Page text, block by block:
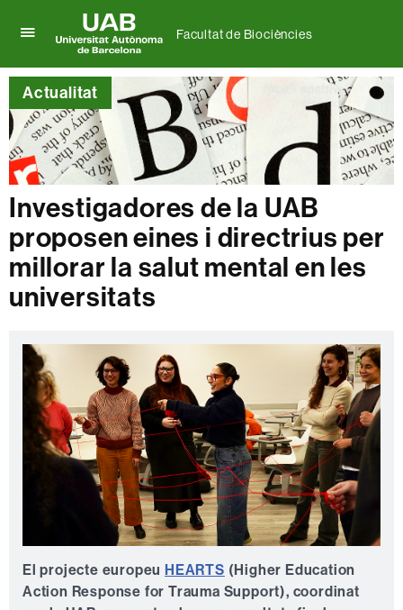
per
desplegar
el
menú
de
Facultat
de
Biociències
Universitat
Autònoma
de
Barcelona
Facultat de Biociències
Actualitat
Investigadores de la UAB
proposen eines i directrius per
millorar la salut mental en les
universitats
El projecte europeu HEARTS (Higher Education
Action Response for Trauma Support), coordinat